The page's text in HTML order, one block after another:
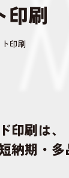
印刷
印刷
印刷は、
納期・